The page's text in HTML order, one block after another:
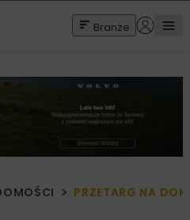
Branże
PRZETARG NA